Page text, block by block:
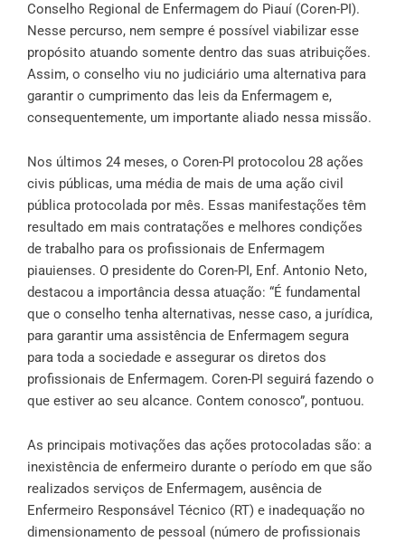
Conselho Regional de Enfermagem do Piauí (Coren-PI).
Nesse percurso, nem sempre é possível viabilizar esse
propósito atuando somente dentro das suas atribuições.
Assim, o conselho viu no judiciário uma alternativa para
garantir o cumprimento das leis da Enfermagem e,
consequentemente, um importante aliado nessa missão.
Nos últimos 24 meses, o Coren-PI protocolou 28 ações
civis públicas, uma média de mais de uma ação civil
pública protocolada por mês. Essas manifestações têm
resultado em mais contratações e melhores condições
de trabalho para os profissionais de Enfermagem
piauienses. O presidente do Coren-PI, Enf. Antonio Neto,
destacou a importância dessa atuação: “É fundamental
que o conselho tenha alternativas, nesse caso, a jurídica,
para garantir uma assistência de Enfermagem segura
para toda a sociedade e assegurar os diretos dos
profissionais de Enfermagem. Coren-PI seguirá fazendo o
que estiver ao seu alcance. Contem conosco”, pontuou.
As principais motivações das ações protocoladas são: a
inexistência de enfermeiro durante o período em que são
realizados serviços de Enfermagem, ausência de
Enfermeiro Responsável Técnico (RT) e inadequação no
dimensionamento de pessoal (número de profissionais